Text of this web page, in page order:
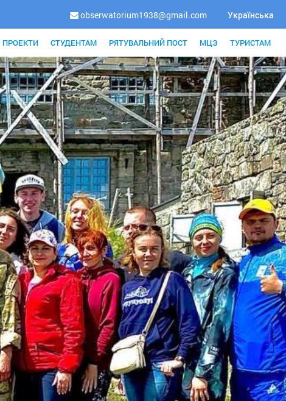
obserwatorium1938@gmail.com Українська
ПРОЕКТИ СТУДЕНТАМ РЯТУВАЛЬНИЙ ПОСТ МЦЗ ТУРИСТАМ